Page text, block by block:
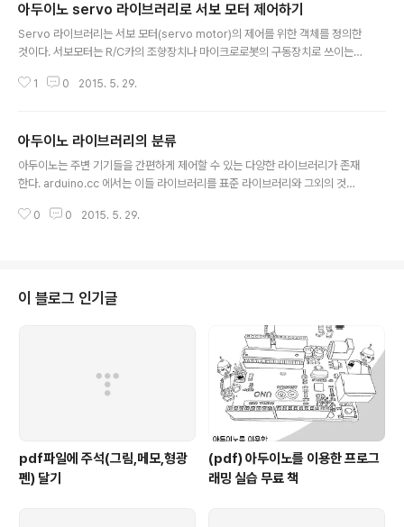
아두이노 servo 라이브러리로 서보 모터 제어하기
Servo 라이브러리는 서보 모터(servo motor)의 제어를 위한 객체를 정의한
것이다. 서보모터는 R/C카의 조향장치나 마이크로로봇의 구동장치로 쓰이는
림 1] 서보 모터의 외형 그림에서 보듯이 전원선인 Vcc/GND와 신호선 세 가닥
서보모터의 신호선으로 인가되는 펄스를 도시하였다. 주기 B는 3ms~20ms
의 범위를 가지며 주기가 짧을 수록 모터축의 회전 속도가 빨라진다. 펄스의 폭
A는 1.5ms 일때 중심각도인 0도를 가리키게 되고 1ms(최소값 0.7..
1 0 2015. 5. 29.
아두이노 라이브러리의 분류
아두이노는 주변 기기들을 간편하게 제어할 수 있는 다양한 라이브러리가 존재
한다. arduino.cc 에서는 이들 라이브러리를 표준 라이브러리와 그외의 것들
것들이 있다. [표 1] 아두이노 표준 라이브러리라이브러리명기능비고EEPROM
워크에 접속하기. LiquidCrystalLCD 제어. SDSD카드에 읽고 쓰기. Servo
서보모터 제어. SPISPI(Serial Periphe..
0 0 2015. 5. 29.
이 블로그 인기글
pdf파일에 주석(그림,메모,형광
펜) 달기
(pdf) 아두이노를 이용한 프로그
래밍 실습 무료 책